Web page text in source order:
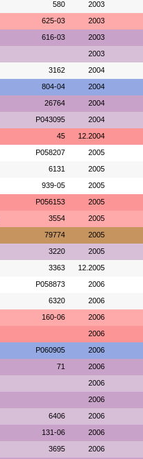
580 2003
625-03 2003
616-03 2003
2003
3162 2004
804-04 2004
26764 2004
P043095 2004
45 12.2004
P058207 2005
6131 2005
939-05 2005
P056153 2005
3554 2005
79774 2005
3220 2005
3363 12.2005
P058873 2006
6320 2006
160-06 2006
2006
P060905 2006
71 2006
2006
2006
6406 2006
131-06 2006
3695 2006